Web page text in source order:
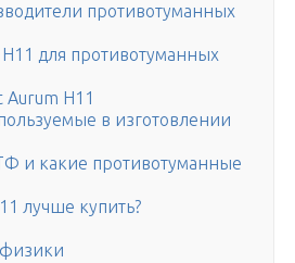
противотуманных
для противотуманных
Aurum H11
в изготовлении
и какие противотуманные
лучше купить?